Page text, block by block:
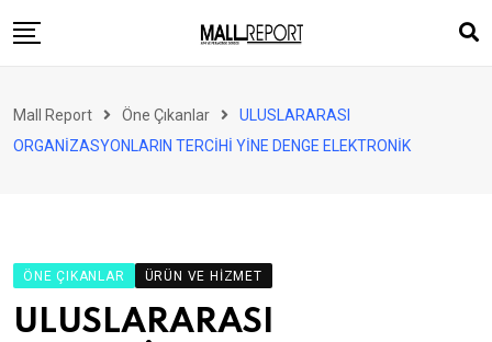
to
Perakende
Ürün ve Hizmet
Enerji
Mall Report Öne Çıkanlar
ULUSLARARASI
ORGANİZASYONLARIN TERCİHİ YİNE DENGE ELEKTRONİK
ÖNE ÇIKANLAR ÜRÜN VE HIZMET
ULUSLARARASI